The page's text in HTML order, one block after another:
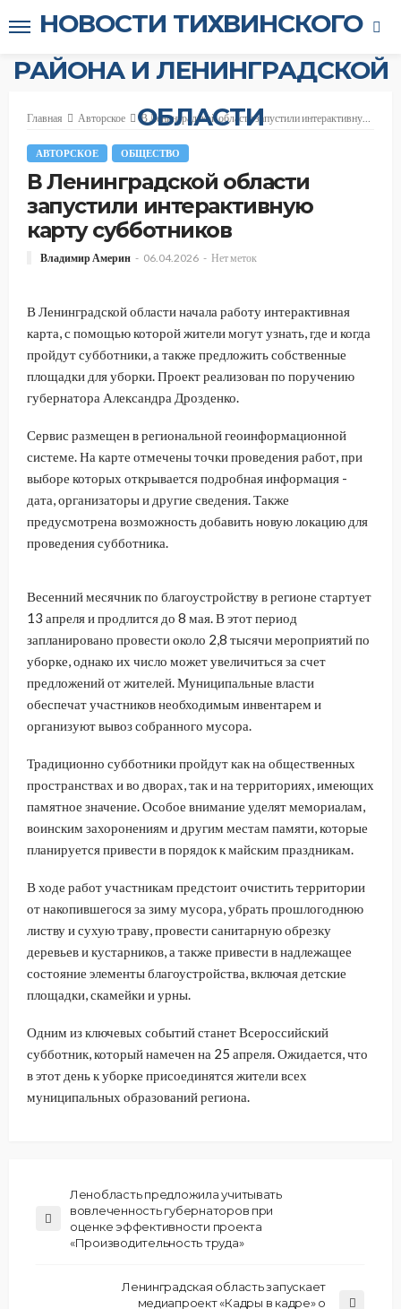
НОВОСТИ ТИХВИНСКОГО
РАЙОНА И ЛЕНИНГРАДСКОЙ
ОБЛАСТИ
Главная Авторское В Ленинградской области запустили интерактивную карту субботников
АВТОРСКОЕ ОБЩЕСТВО
В Ленинградской области
запустили интерактивную
карту субботников
Владимир Америн 06.04.2026 Нет меток
В Ленинградской области начала работу интерактивная
карта, с помощью которой жители могут узнать, где и когда
пройдут субботники, а также предложить собственные
площадки для уборки. Проект реализован по поручению
губернатора Александра Дрозденко.
Сервис размещен в региональной геоинформационной
системе. На карте отмечены точки проведения работ, при
выборе которых открывается подробная информация -
дата, организаторы и другие сведения. Также
предусмотрена возможность добавить новую локацию для
проведения субботника.
Весенний месячник по благоустройству в регионе стартует
13 апреля и продлится до 8 мая. В этот период
запланировано провести около 2,8 тысячи мероприятий по
уборке, однако их число может увеличиться за счет
предложений от жителей. Муниципальные власти
обеспечат участников необходимым инвентарем и
организуют вывоз собранного мусора.
Традиционно субботники пройдут как на общественных
пространствах и во дворах, так и на территориях, имеющих
памятное значение. Особое внимание уделят мемориалам,
воинским захоронениям и другим местам памяти, которые
планируется привести в порядок к майским праздникам.
В ходе работ участникам предстоит очистить территории
от накопившегося за зиму мусора, убрать прошлогоднюю
листву и сухую траву, провести санитарную обрезку
деревьев и кустарников, а также привести в надлежащее
состояние элементы благоустройства, включая детские
площадки, скамейки и урны.
Одним из ключевых событий станет Всероссийский
субботник, который намечен на 25 апреля. Ожидается, что
в этот день к уборке присоединятся жители всех
муниципальных образований региона.
Ленобласть предложила учитывать
вовлеченность губернаторов при
оценке эффективности проекта
«Производительность труда»
Ленинградская область запускает
медиапроект «Кадры в кадре» о